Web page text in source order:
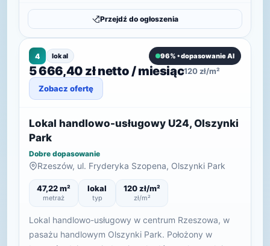
Przejdź do ogłoszenia
4 lokal 96% • dopasowanie AI
5 666,40 zł netto / miesiąc120 zł/m²
Zobacz ofertę
Lokal handlowo-usługowy U24, Olszynki
Park
Dobre dopasowanie
Rzeszów, ul. Fryderyka Szopena, Olszynki Park
47,22 m²
metraż
lokal
typ
120 zł/m²
zł/m²
Lokal handlowo-usługowy w centrum Rzeszowa, w
pasażu handlowym Olszynki Park. Położony w